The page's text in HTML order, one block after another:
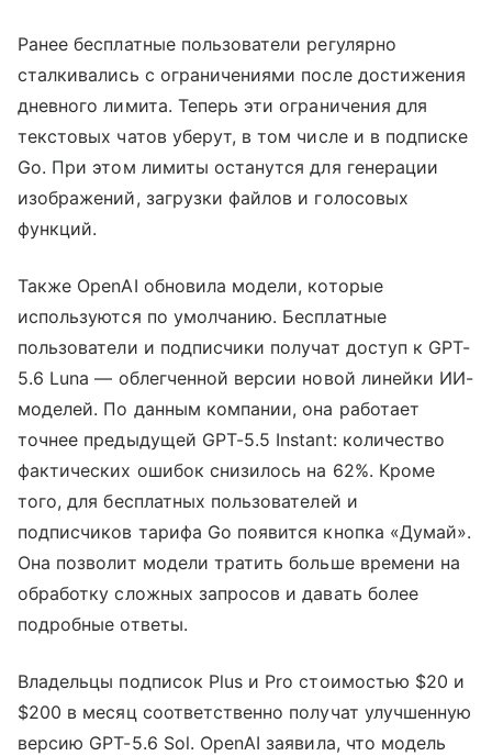
Ранее бесплатные пользователи регулярно
сталкивались с ограничениями после достижения
дневного лимита. Теперь эти ограничения для
текстовых чатов уберут, в том числе и в подписке
Go. При этом лимиты останутся для генерации
изображений, загрузки файлов и голосовых
функций.
Также OpenAI обновила модели, которые
используются по умолчанию. Бесплатные
пользователи и подписчики получат доступ к GPT-
5.6 Luna — облегченной версии новой линейки ИИ-
моделей. По данным компании, она работает
точнее предыдущей GPT-5.5 Instant: количество
фактических ошибок снизилось на 62%. Кроме
того, для бесплатных пользователей и
подписчиков тарифа Go появится кнопка «Думай».
Она позволит модели тратить больше времени на
обработку сложных запросов и давать более
подробные ответы.
Владельцы подписок Plus и Pro стоимостью $20 и
$200 в месяц соответственно получат улучшенную
версию GPT-5.6 Sol. OpenAI заявила, что модель